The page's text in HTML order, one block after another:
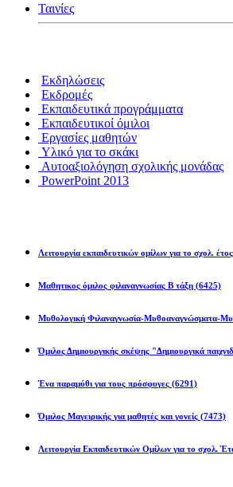
Ταινίες
Εκδηλώσεις
Εκδρομές
Εκπαιδευτικά προγράμματα
Εκπαιδευτικοί όμιλοι
Εργασίες μαθητών
Υλικό για το σκάκι
Αυτοαξιολόγηση σχολικής μονάδας
PowerPoint 2013
Λειτουργία εκπαιδευτικών ομίλων για το σχολ.
Μαθητικος όμιλος φιλαναγνωσίας Β τάξη (6425)
Μυθολογική Φιλαναγνωσία-Μυθοαναγνώσματα-
Όμιλος Δημιουργικής σκέψης "Δημιουργικά
Ένα παραμύθι για τους πρόσφυγες (6291)
Όμιλος Μαγειρικής για μαθητές και γονείς (7473)
Λειτουργία Εκπαιδευτικών Ομίλων για το σχολ.